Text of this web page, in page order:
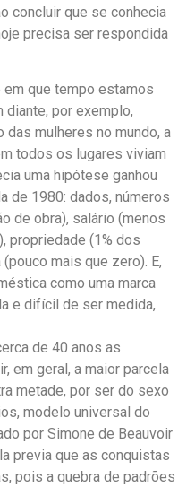
concluir que se conhecia
precisa ser respondida
em que tempo estamos
diante, por exemplo,
das mulheres no mundo, a
todos os lugares viviam
uma hipótese ganhou
de 1980: dados, números
de obra), salário (menos
propriedade (1% dos
mais que zero). E,
como uma marca
e difícil de ser medida,
de 40 anos as
em geral, a maior parcela
metade, por ser do sexo
modelo universal do
por Simone de Beauvoir
previa que as conquistas
pois a quebra de padrões